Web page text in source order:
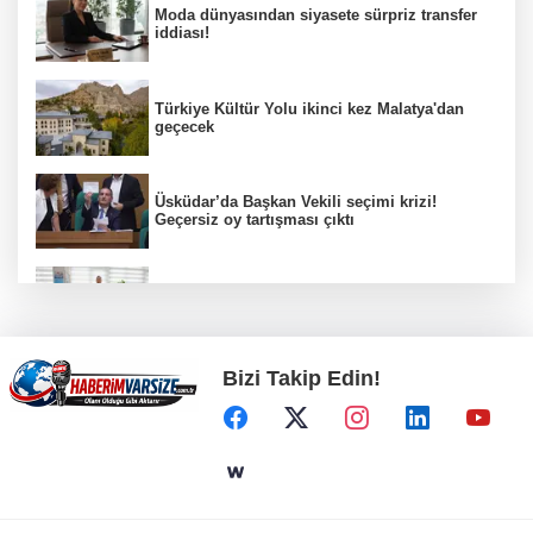
Moda dünyasından siyasete sürpriz transfer
iddiası!
Türkiye Kültür Yolu ikinci kez Malatya'dan
geçecek
Üsküdar’da Başkan Vekili seçimi krizi!
Geçersiz oy tartışması çıktı
Öğretmenlerin il içi atama sonuçları açıklandı
Metin Sözen Okulu Gaziantep'te kuruldu...
Bizi Takip Edin!